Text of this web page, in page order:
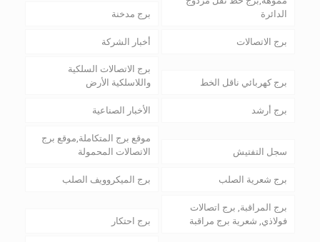
الدائرة
برج مدخنة
برج الاتصالات أخبار الشركة
برج كهربائي ناقل الخط
برج الاتصالات السلكية
واللاسلكية الأرض
برج أرشد الأخبار الصناعية
سجل التفتيش
موقع برج المتكاملة,موقع برج
الاتصالات المحمولة
برج شعرية الصلب برج الميكروويف الصلب
برج المراقبة, برج اتصالات
فولاذي, شعرية برج مراقبة
برج احتكار